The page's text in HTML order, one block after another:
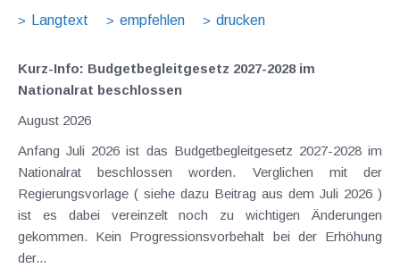
Langtext
empfehlen drucken
Kurz-Info: Budgetbegleitgesetz 2027-2028 im
Nationalrat beschlossen
August 2026
Anfang Juli 2026 ist das Budgetbegleitgesetz 2027-2028 im
Nationalrat beschlossen worden. Verglichen mit der
Regierungsvorlage ( siehe dazu Beitrag aus dem Juli 2026 )
ist es dabei vereinzelt noch zu wichtigen Änderungen
gekommen. Kein Progressionsvorbehalt bei der Erhöhung
der...